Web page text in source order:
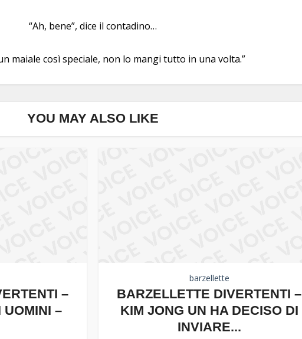
“Ah, bene”, dice il contadino…
maiale così speciale, non lo mangi tutto in una volta.”
YOU MAY ALSO LIKE
–
UOMINI –
barzellette
BARZELLETTE DIVERTENTI –
KIM JONG UN HA DECISO DI
INVIARE...